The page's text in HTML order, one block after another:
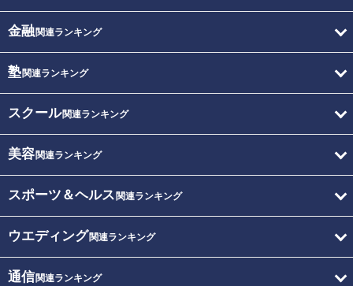
金融関連ランキング
塾関連ランキング
スクール関連ランキング
美容関連ランキング
スポーツ＆ヘルス 関連ランキング
ウエディング関連ランキング
通信関連ランキング